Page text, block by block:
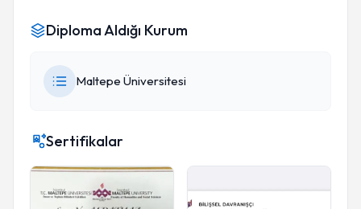
Diploma Aldığı Kurum
Maltepe Üniversitesi
Sertifikalar